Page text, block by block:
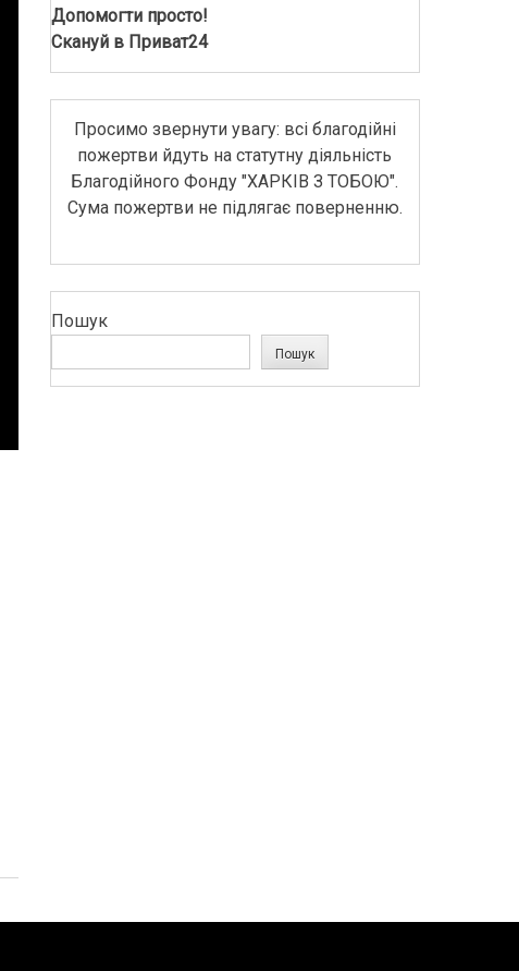
Допомогти просто!
Скануй в Приват24
Просимо звернути увагу: всі благодійні
пожертви йдуть на статутну діяльність
Благодійного Фонду "ХАРКІВ З ТОБОЮ".
Сума пожертви не підлягає поверненню.
Пошук
Пошук